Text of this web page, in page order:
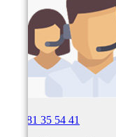
03 81 35 54 41